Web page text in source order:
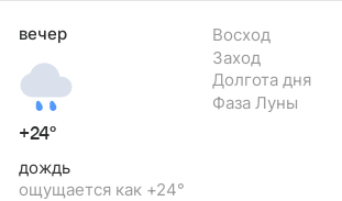
вечер
+24°
дождь
ощущается как +24°
Восход
Заход
Долгота дня
Фаза Луны